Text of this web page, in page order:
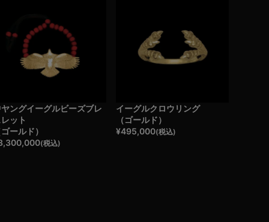
ングイーグルビーズブレ
ット
ールド）
(税込)
イーグルクロウリング
（ゴールド）
¥495,000(税込)